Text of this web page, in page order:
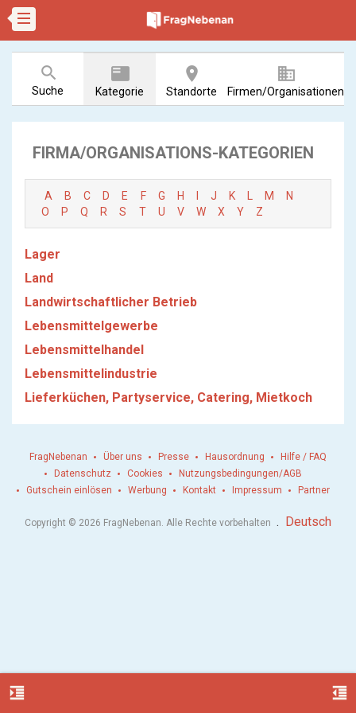
search
Suche
featured_play_list
Kategorie
room
Standorte
business
Firmen/Organisationen
FIRMA/ORGANISATIONS-KATEGORIEN
A B C D E F G H J K M
N
O
P Q R S T U V W X Y Z
Lager
Land
Landwirtschaftlicher Betrieb
Lebensmittelgewerbe
Lebensmittelhandel
Lebensmittelindustrie
Lieferküchen, Partyservice, Catering, Mietkoch
format_indent_increase format_indent_decrease
FragNebenan Über uns Presse Hausordnung
Hilfe / FAQ
Datenschutz
Cookies
Nutzungsbedingungen/AGB
Gutschein einlösen
Werbung Kontakt Impressum Partner
Copyright © 2026 FragNebenan. Alle Rechte vorbehalten . Deutsch